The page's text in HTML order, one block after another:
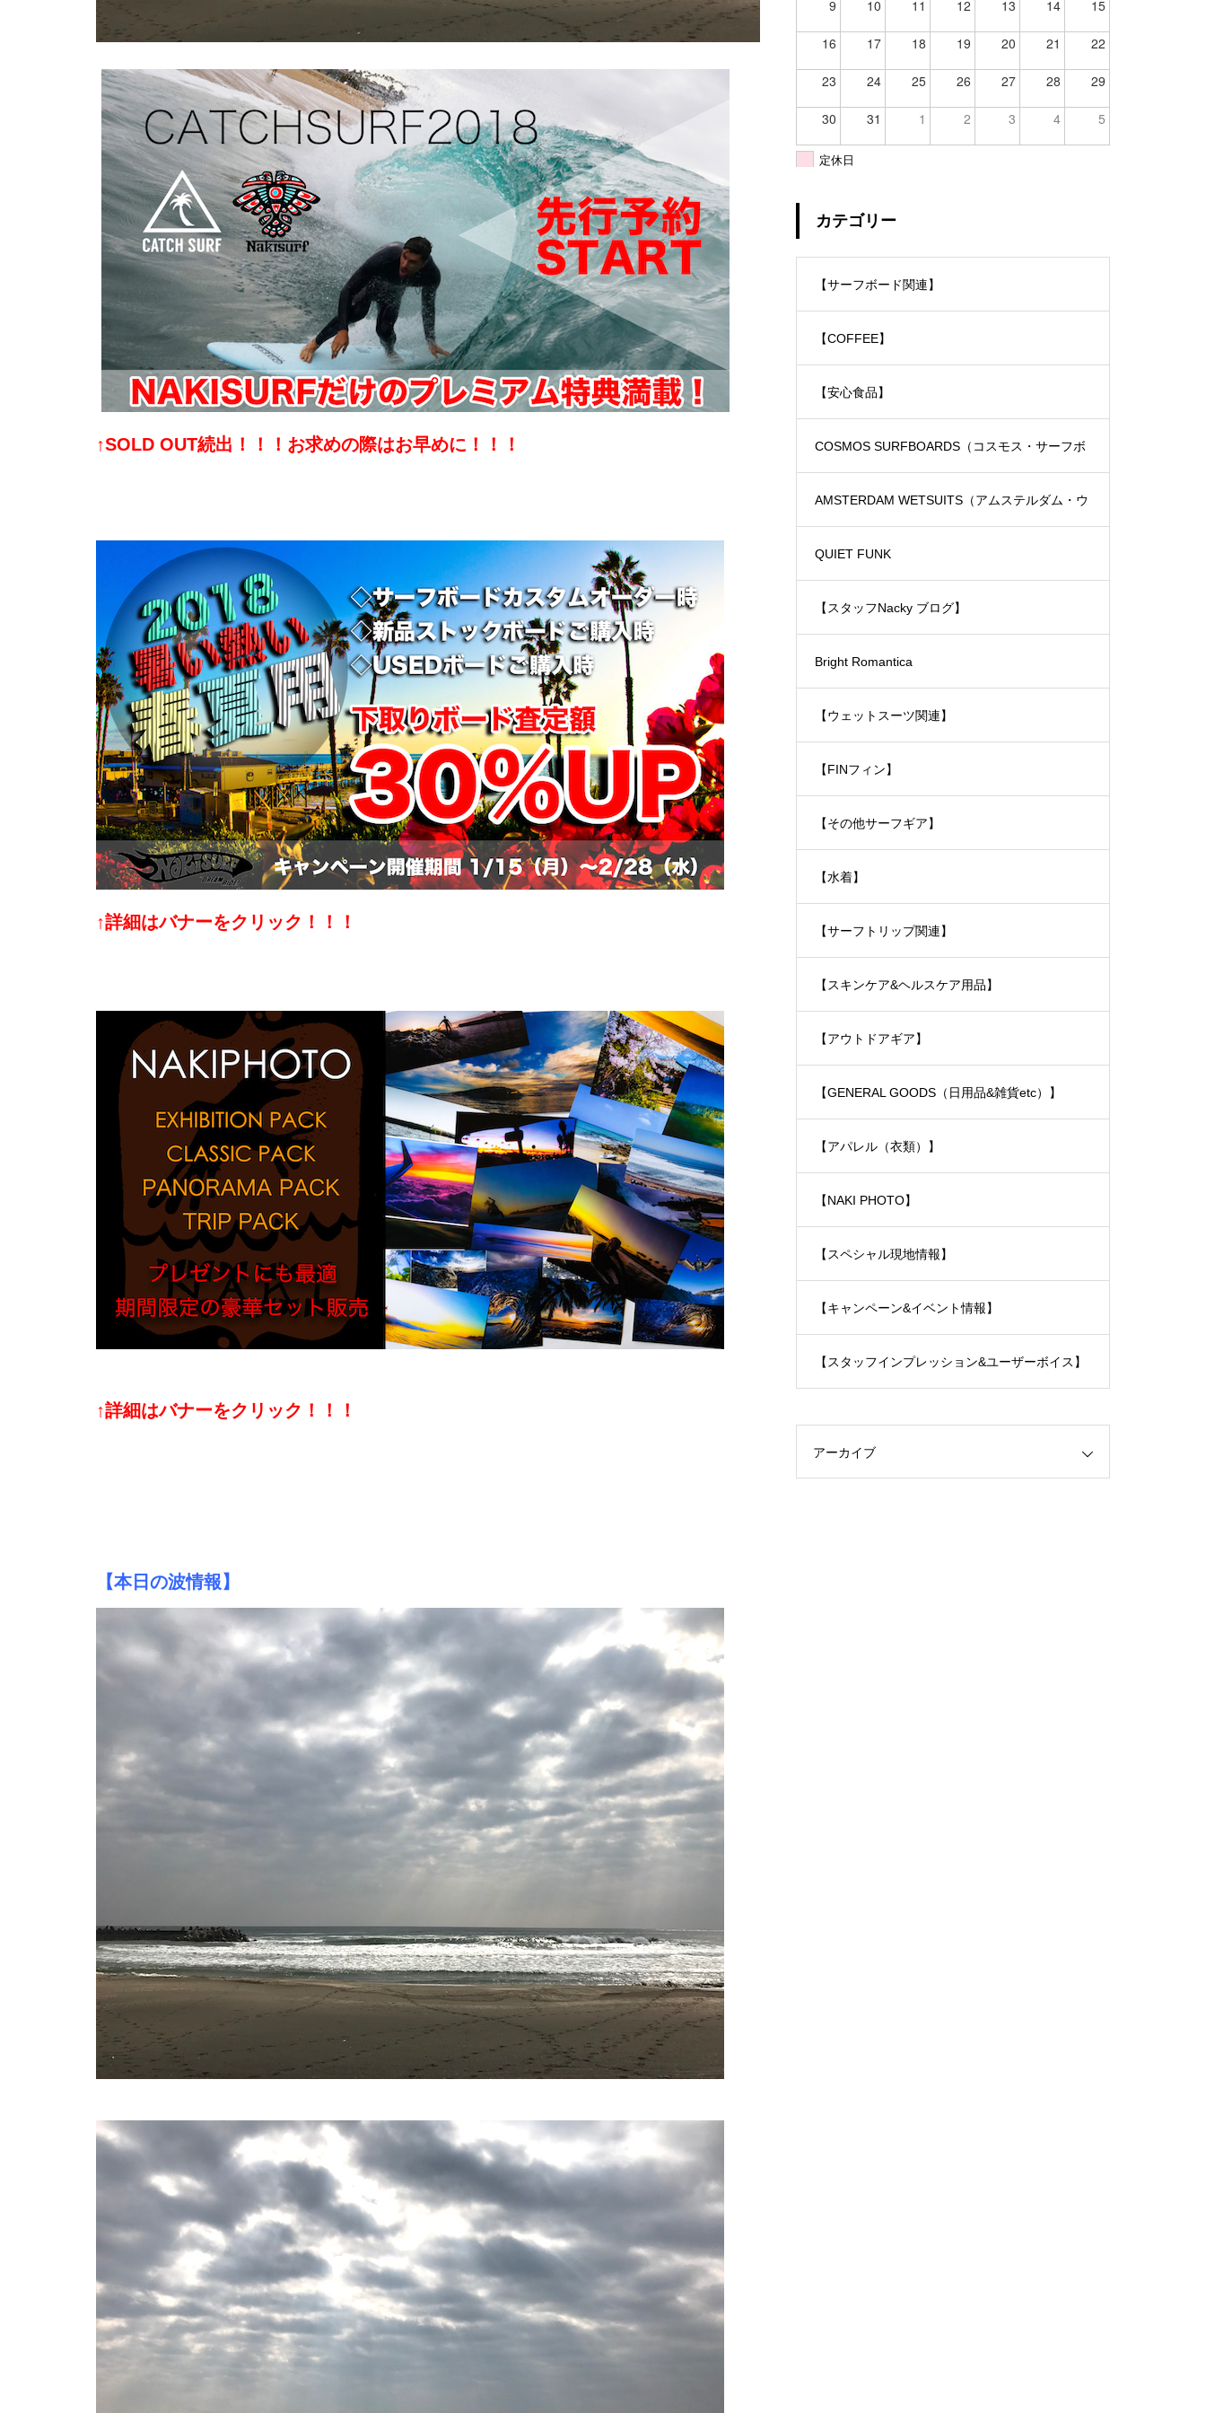
↑SOLD OUT続出！！！お求めの際はお早めに！！！
↑詳細はバナーをクリック！！！
↑詳細はバナーをクリック！！！
【本日の波情報】
9 10 11 12 13 14 15
16 17 18 19 20 21 22
23 24 25 26 27 28 29
30 31 1 2 3 4 5
定休日
カテゴリー
【サーフボード関連】
【COFFEE】
【安心食品】
COSMOS SURFBOARDS（コスモス・サーフボ
ード）
AMSTERDAM WETSUITS（アムステルダム・ウ
ェットスーツ）
QUIET FUNK
【スタッフNacky ブログ】
Bright Romantica
【ウェットスーツ関連】
【FINフィン】
【その他サーフギア】
【水着】
【サーフトリップ関連】
【スキンケア&ヘルスケア用品】
【アウトドアギア】
【GENERAL GOODS（日用品&雑貨etc）】
【アパレル（衣類）】
【NAKI PHOTO】
【スペシャル現地情報】
【キャンペーン&イベント情報】
【スタッフインプレッション&ユーザーボイス】
アーカイブ